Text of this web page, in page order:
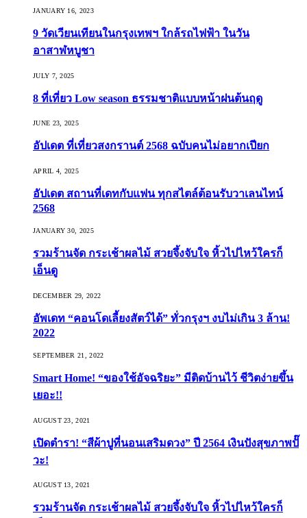
JANUARY 16, 2023
9 วัดเวียนเทียนในกรุงเทพฯ ใกล้รถไฟฟ้า ในวัน
อาสาฬหบูชา
JULY 7, 2025
8 ที่เที่ยว Low season ธรรมชาติแบบหน้าฝนต้นฤดู️
JUNE 23, 2025
อัปเดต ที่เที่ยวสงกรานต์ 2568 ฉบับคนไม่อยากเปียก
APRIL 4, 2025
อัปเดต สถานที่เดทกับแฟน ทุกสไตล์ต้อนรับวาเลนไทน์
2568
JANUARY 30, 2025
รวมร้านจัด กระเช้าผลไม้ สวยจึ้งจับใจ หิ้วไปไหว้ใครก็
เอ็นดู
DECEMBER 29, 2022
อัพเดท “คอนโดเลี้ยงสัตว์ได้” ทั่วกรุงฯ งบไม่เกิน 3 ล้าน!
2022
SEPTEMBER 21, 2022
Smart Home! “ของใช้อัจฉริยะ” มีติดบ้านไว้ ชีวิตง่ายขึ้น
เยอะ!!
AUGUST 23, 2021
เปิดตำรา! “สีผ้าปูที่นอนเสริมดวง” ปี 2564 เงินปังสุขภาพปั๊
วะ!
AUGUST 13, 2021
รวมร้านจัด กระเช้าผลไม้ สวยจึ้งจับใจ หิ้วไปไหว้ใครก็